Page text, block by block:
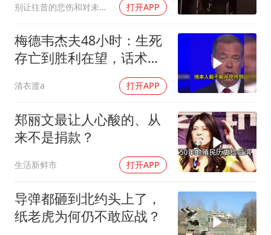
奋进开新局 实干挑大梁
别让往昔的悲伤和对未来的恐惧 打开APP
梅德韦杰夫48小时：生死
存亡到胜利在望，话术变
清衣渡a 打开APP
郑丽文最让人心酸的、从
来不是捐款？
生活新鲜市 打开APP
导弹都砸到北约头上了，
纸老虎为何仍不敢应战？